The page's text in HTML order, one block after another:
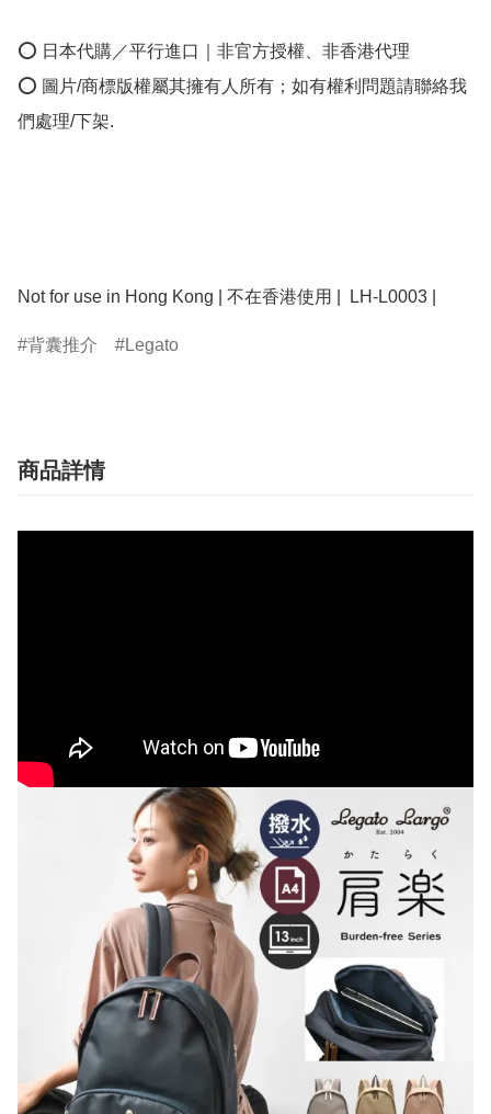
⭕ 日本代購／平行進口｜非官方授權、非香港代理
⭕ 圖片/商標版權屬其擁有人所有；如有權利問題請聯絡我
們處理/下架.
Not for use in Hong Kong | 不在香港使用 |  LH-L0003 |
背囊推介 Legato
商品詳情